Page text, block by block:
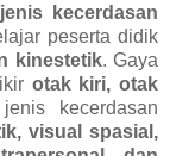
kecerdasan
peserta didik
kinestetik. Gaya
otak kiri, otak
kecerdasan
visual spasial,